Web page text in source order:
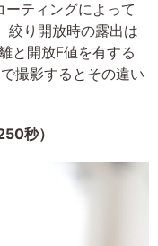
ーティングによって
絞り開放時の露出は
と開放F値を有する
撮影するとその違い
秒）